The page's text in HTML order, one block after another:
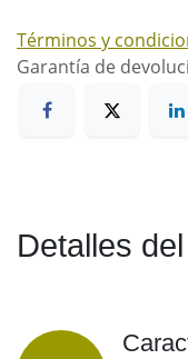
Términos y
Garantía de
Detalles